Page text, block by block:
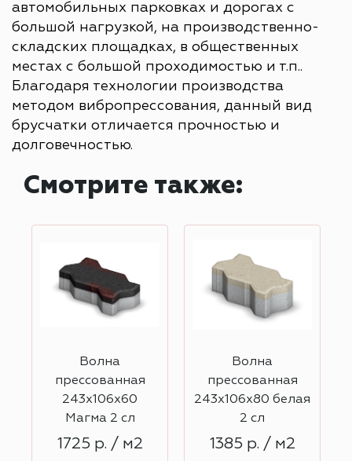
автомобильных парковках и дорогах с
большой нагрузкой, на производственно-
складских площадках, в общественных
местах с большой проходимостью и т.п..
Благодаря технологии производства
методом вибропрессования, данный вид
брусчатки отличается прочностью и
долговечностью.
Смотрите также:
Волна
прессованная
243х106х60
Магма 2 сл
1725 р. / м2
Волна
прессованная
243х106х80 белая
2 сл
1385 р. / м2